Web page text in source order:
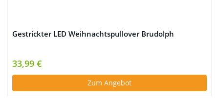
Gestrickter LED Weihnachtspullover Brudolph
33,99 €
Zum Angebot